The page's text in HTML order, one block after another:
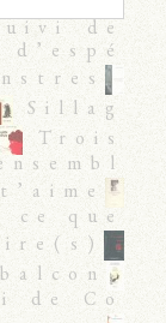
de
Sillag
Trois
que
de Co